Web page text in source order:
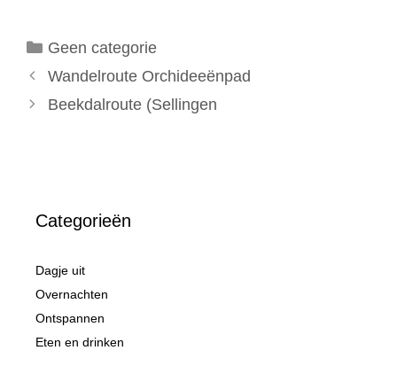
Categorieën
Geen categorie
Wandelroute Orchideeënpad
Beekdalroute (Sellingen
Categorieën
Dagje uit
Overnachten
Ontspannen
Eten en drinken